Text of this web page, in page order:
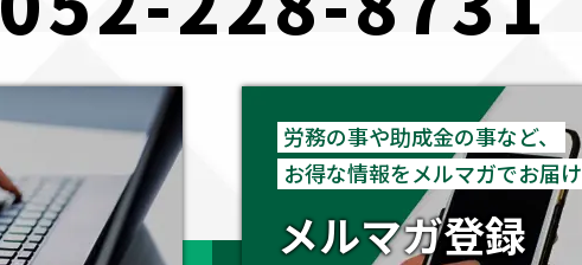
労務の事や助成金の事など、
お得な情報をメルマガでお届け
メルマガ登録